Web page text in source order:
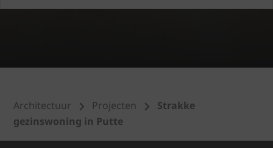
Architectuur Projecten
Strakke
gezinswoning in Putte